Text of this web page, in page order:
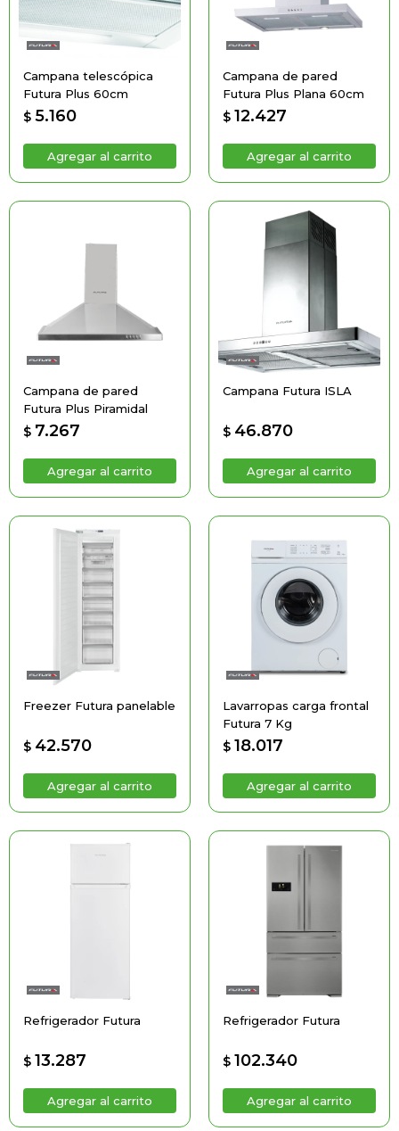
Campana telescópica
Futura Plus 60cm
$ 5.160
Campana de pared
Futura Plus Plana 60cm
$ 12.427
Campana de pared
Futura Plus Piramidal
$ 7.267
Campana Futura ISLA
$ 46.870
Freezer Futura panelable
$ 42.570
Lavarropas carga frontal
Futura 7 Kg
$ 18.017
Refrigerador Futura
$ 13.287
Refrigerador Futura
$ 102.340